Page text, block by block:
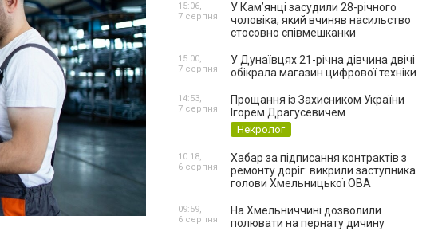
У Камʼянці засудили 28-річного
чоловіка, який вчиняв насильство
стосовно співмешканки
15:06,
7 серпня
У Дунаївцях 21-річна дівчина двічі
обікрала магазин цифрової техніки
15:00,
7 серпня
Прощання із Захисником України
Ігорем Драгусевичем
Некролог
14:53,
7 серпня
Хабар за підписання контрактів з
ремонту доріг: викрили заступника
голови Хмельницької ОВА
10:18,
6 серпня
На Хмельниччині дозволили
полювати на пернату дичину
09:59,
6 серпня